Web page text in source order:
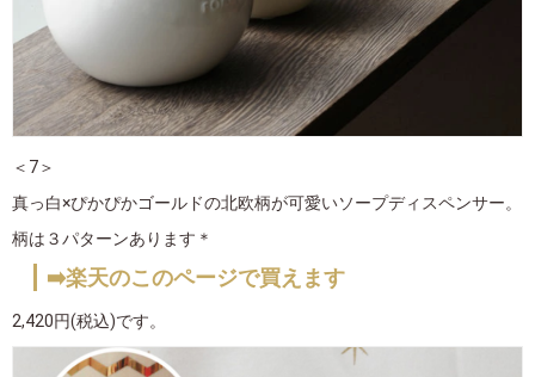
＜7＞
真っ白×ぴかぴかゴールドの北欧柄が可愛いソープディスペンサー。
柄は３パターンあります＊
➡️楽天のこのページで買えます
2,420円(税込)です。